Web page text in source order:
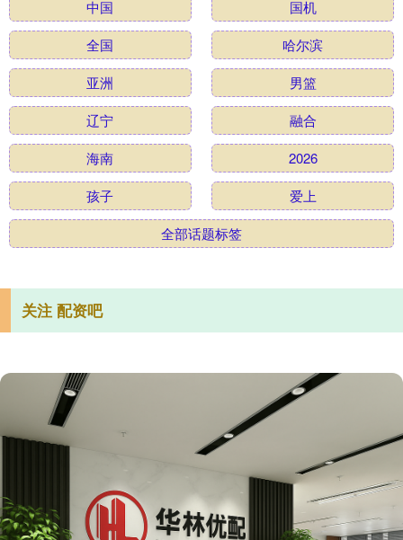
中国
国机
全国
哈尔滨
亚洲
男篮
辽宁
融合
海南
2026
孩子
爱上
全部话题标签
关注 配资吧